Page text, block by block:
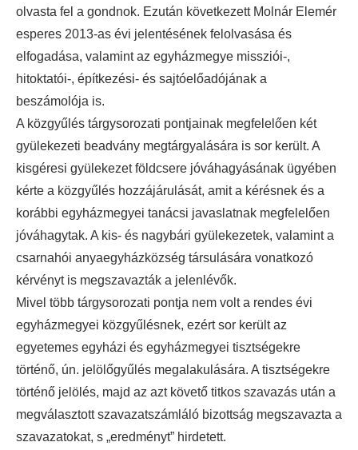
olvasta fel a gondnok. Ezután következett Molnár Elemér
esperes 2013-as évi jelentésének felolvasása és
elfogadása, valamint az egyházmegye missziói-,
hitoktatói-, építkezési- és sajtóelőadójának a
beszámolója is.
A közgyűlés tárgysorozati pontjainak megfelelően két
gyülekezeti beadvány megtárgyalására is sor került. A
kisgéresi gyülekezet földcsere jóváhagyásának ügyében
kérte a közgyűlés hozzájárulását, amit a kérésnek és a
korábbi egyházmegyei tanácsi javaslatnak megfelelően
jóváhagytak. A kis- és nagybári gyülekezetek, valamint a
csarnahói anyaegyházközség társulására vonatkozó
kérvényt is megszavazták a jelenlévők.
Mivel több tárgysorozati pontja nem volt a rendes évi
egyházmegyei közgyűlésnek, ezért sor került az
egyetemes egyházi és egyházmegyei tisztségekre
történő, ún. jelölőgyűlés megalakulására. A tisztségekre
történő jelölés, majd az azt követő titkos szavazás után a
megválasztott szavazatszámláló bizottság megszavazta a
szavazatokat, s „eredményt” hirdetett.